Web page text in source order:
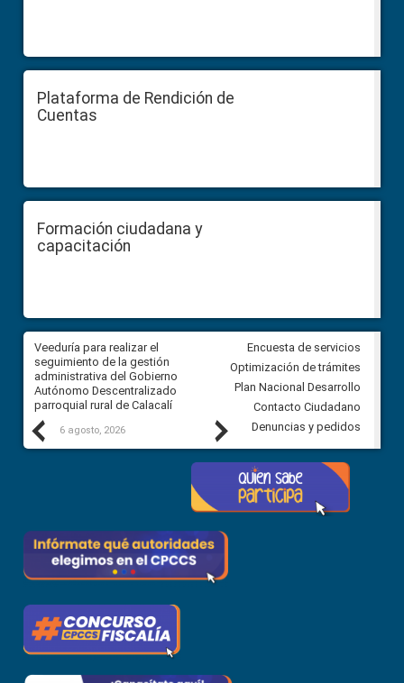
Plataforma de Rendición de
Cuentas
Formación ciudadana y
capacitación
Previous
Veeduría para realizar el
seguimiento de la gestión
administrativa del Gobierno
Autónomo Descentralizado
parroquial rural de Calacalí
6 agosto, 2026
Veeduría para vigilar los
derivados de la Audiencia
comunidad Urbina, parroquia
Carolina
5 agosto, 2026
Next
Encuesta de servicios
Optimización de trámites
Plan Nacional Desarrollo
Contacto Ciudadano
Denuncias y pedidos